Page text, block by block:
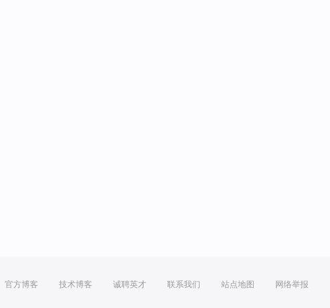
官方博客 技术博客 诚聘英才 联系我们 站点地图 网络举报